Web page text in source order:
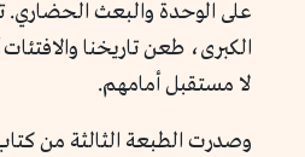
على الوحدة والبعث
الكبرى، طعن تاريخنا
لا مستقبل أمامهم.
وصدرت الطبعة الثالثة من